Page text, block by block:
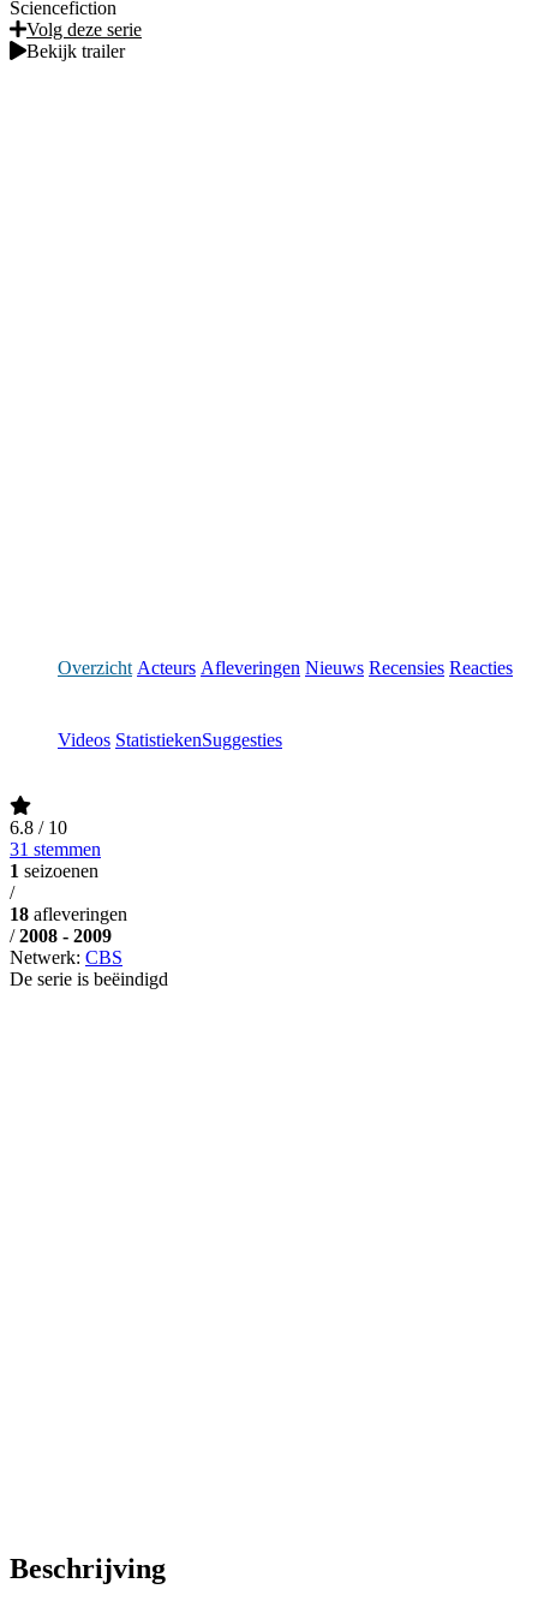
Sciencefiction
Volg deze serie
Bekijk trailer
Overzicht Acteurs Afleveringen Nieuws Recensies Reacties
Videos StatistiekenSuggesties
6.8 / 10
31 stemmen
1 seizoenen
/
18 afleveringen
/ 2008 - 2009
Netwerk: CBS
De serie is beëindigd
Beschrijving